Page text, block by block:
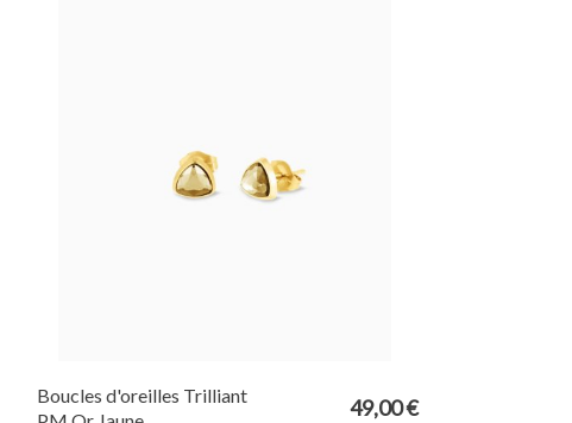
Boucles d'oreilles Trilliant
49,00 €